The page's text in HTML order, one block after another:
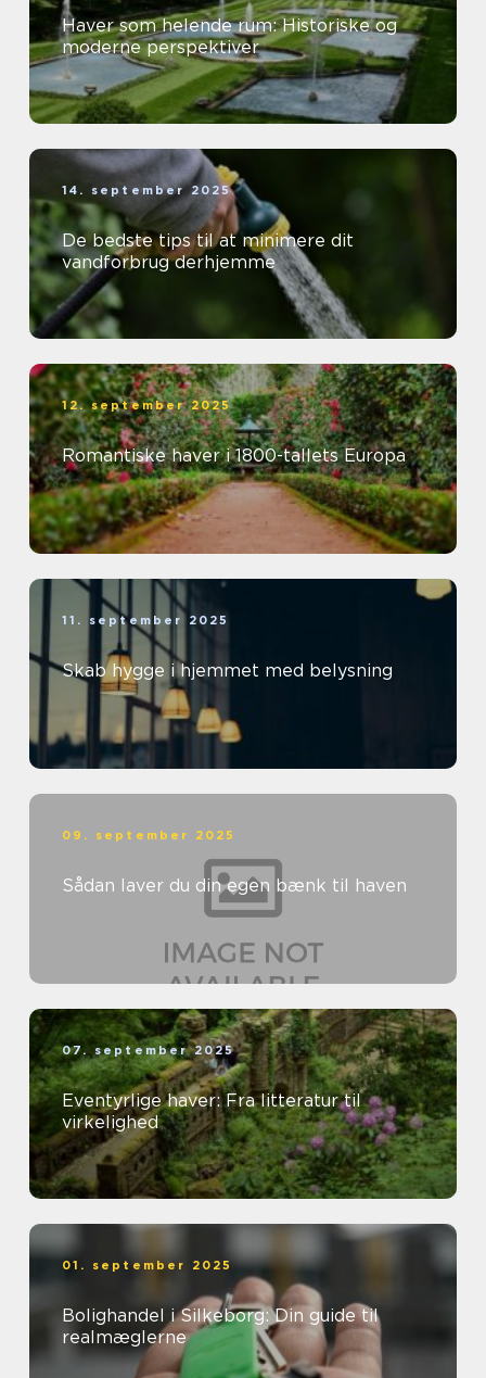
Haver som helende rum: Historiske og
moderne perspektiver
14. september 2025
De bedste tips til at minimere dit
vandforbrug derhjemme
12. september 2025
Romantiske haver i 1800-tallets Europa
11. september 2025
Skab hygge i hjemmet med belysning
09. september 2025
Sådan laver du din egen bænk til haven
07. september 2025
Eventyrlige haver: Fra litteratur til
virkelighed
01. september 2025
Bolighandel i Silkeborg: Din guide til
realmæglerne